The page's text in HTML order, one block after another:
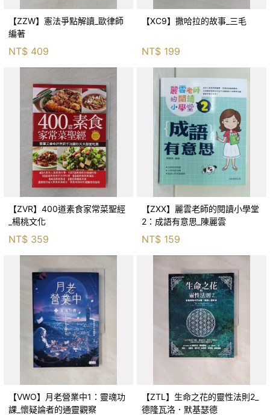
【ZZW】憲法爭點解讀_歐律師
編著
NT$ 409
【XC9】撒哈拉的故事_三毛
NT$ 199
【ZVR】400道素食家常菜聖經
_楊桃文化
NT$ 359
【ZXX】麗雲老師的閱讀小學堂
2：成語有意思_陳麗雲
NT$ 159
【VWO】月老營業中1：靈魂功
課_懷疑論者的通靈觀察
【ZTL】生命之花的靈性法則2_
德隆瓦洛．默基瑟德